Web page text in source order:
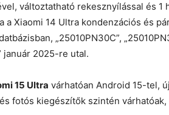
változtatható rekesznyílással és
a Xiaomi 14 Ultra kondenzációs és
„25010PN30C”,
január 2025-re utal.
15 Ultra várhatóan Android 15-tel,
fotós kiegészítők szintén